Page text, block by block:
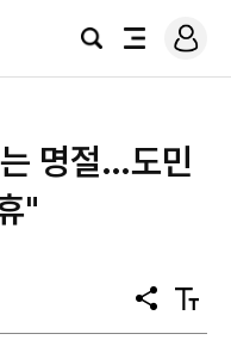
검
전
로
그
명절…도민
"
공
유
텍
스